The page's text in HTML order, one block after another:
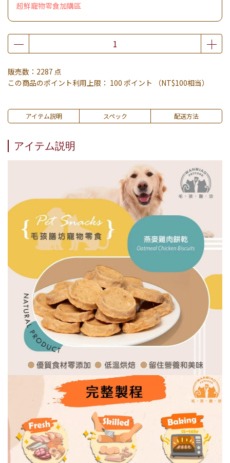
超鮮寵物零食加購區
販売数：2287 点
この商品のポイント利用上限： 100 ポイント （NT$100相当）
アイテム説明 スペック 配送方法
アイテム説明